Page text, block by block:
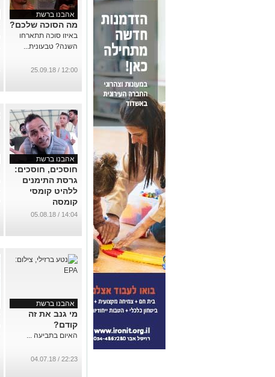
אהבנו ברשת
מה הסוכה שלכם?
באיזו סוכה תתארחו
השנה? טבעונית...
12:00 / 25.09.18
אהבנו ברשת
חוסכים, חוסכים:
גרסת התימנים
ללהיט קומסי
קומסה
...
14:04 / 05.08.18
אהבנו ברשת
מי גנב את זה
קודם?
האיום בתביעה ...
22:23 / 04.07.18